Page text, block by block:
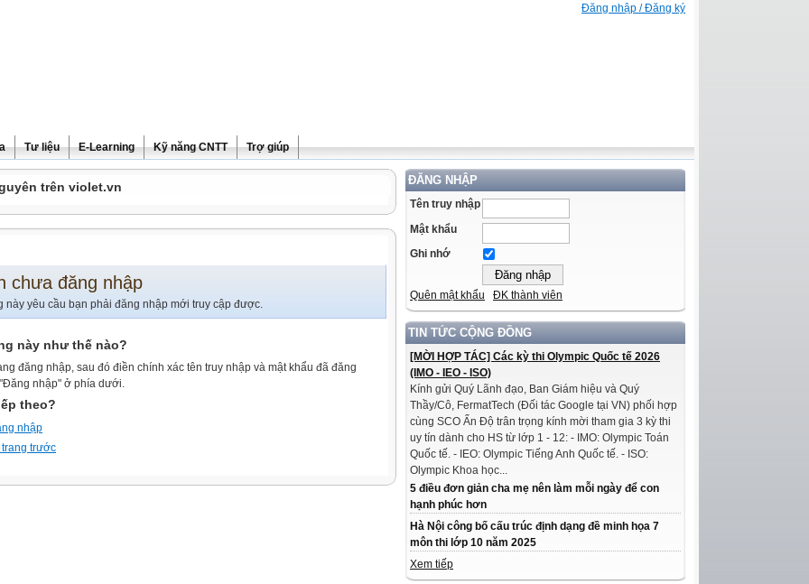
Đăng nhập / Đăng ký
Tư liệu E-Learning Kỹ năng CNTT Trợ giúp
ĐĂNG NHẬP
Tên truy nhập
Mật khẩu
Ghi nhớ
Quên mật khẩu ĐK thành viên
TIN TỨC CỘNG ĐỒNG
[MỜI HỢP TÁC] Các kỳ thi Olympic Quốc tế 2026
(IMO - IEO - ISO)
Kính gửi Quý Lãnh đạo, Ban Giám hiệu và Quý
Thầy/Cô, FermatTech (Đối tác Google tại VN) phối hợp
cùng SCO Ấn Độ trân trọng kính mời tham gia 3 kỳ thi
uy tín dành cho HS từ lớp 1 - 12: - IMO: Olympic Toán
Quốc tế. - IEO: Olympic Tiếng Anh Quốc tế. - ISO:
Olympic Khoa học...
5 điều đơn giản cha mẹ nên làm mỗi ngày để con
hạnh phúc hơn
Hà Nội công bố cấu trúc định dạng đề minh họa 7
môn thi lớp 10 năm 2025
Xem tiếp
trên violet.vn
chưa đăng nhập
này yêu cầu bạn phải đăng nhập mới truy cập được.
này như thế nào?
đăng nhập, sau đó điền chính xác tên truy nhập và mật khẩu đã đăng
nhập" ở phía dưới.
theo?
nhập
trước